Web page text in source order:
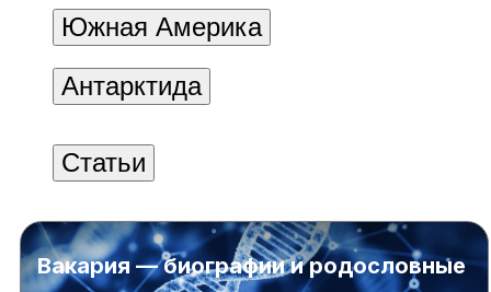
Южная Америка
Антарктида
Статьи
Вакария — биографии и родословные